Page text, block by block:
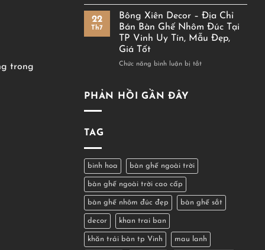
trong
Gian
Sống
Tinh
Tế
tinh
tế
dành
tặng
bạn
Ý
Decor
Tủ
Kệ
Đen
22
Th7
Bông Xiên Decor – Địa Chỉ
Bán Bàn Ghế Nhôm Đúc Tại
TP Vinh Uy Tín, Mẫu Đẹp,
Giá Tốt
Chức năng bình luận bị tắtở
TP
Vinh
Mẫu
Đẹp,
PHẢN HỒI GẦN ĐÂY
TAG
binh hoa bàn ghế ngoài trời
bàn ghế ngoài trời cao cấp
bàn ghế nhôm đúc đẹp bàn ghế sắt
decor khan trai ban
khăn trải bàn tp Vinh mau lanh